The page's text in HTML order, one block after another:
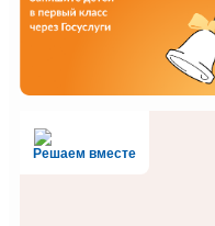
Решаем вместе